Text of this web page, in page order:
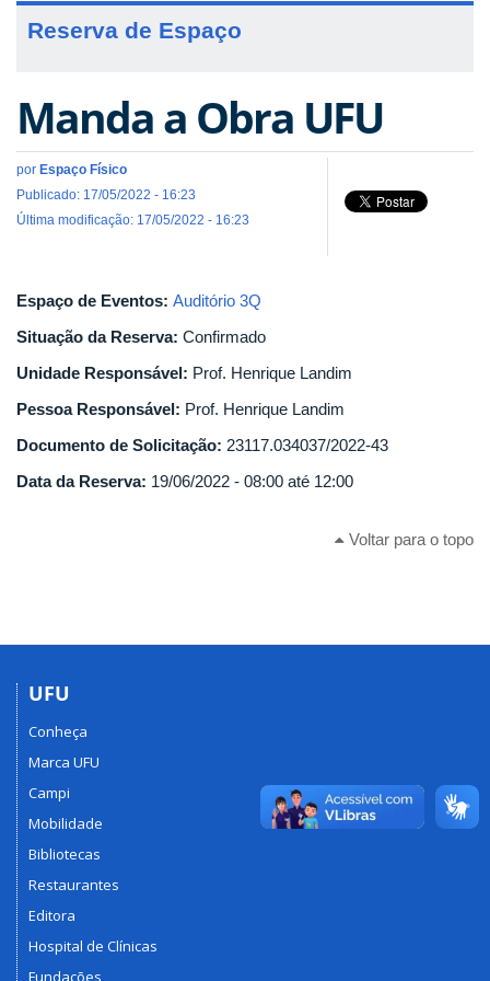
Reserva de Espaço
Manda a Obra UFU
por Espaço Físico
Publicado: 17/05/2022 - 16:23
Última modificação: 17/05/2022 - 16:23
Espaço de Eventos: Auditório 3Q
Situação da Reserva: Confirmado
Unidade Responsável: Prof. Henrique Landim
Pessoa Responsável: Prof. Henrique Landim
Documento de Solicitação: 23117.034037/2022-43
Data da Reserva: 19/06/2022 - 08:00 até 12:00
Voltar para o topo
UFU
Conheça
Marca UFU
Campi
Mobilidade
Bibliotecas
Restaurantes
Editora
Hospital de Clínicas
Fundações